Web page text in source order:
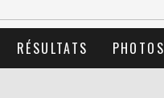
RÉSULTATS PHOTOS